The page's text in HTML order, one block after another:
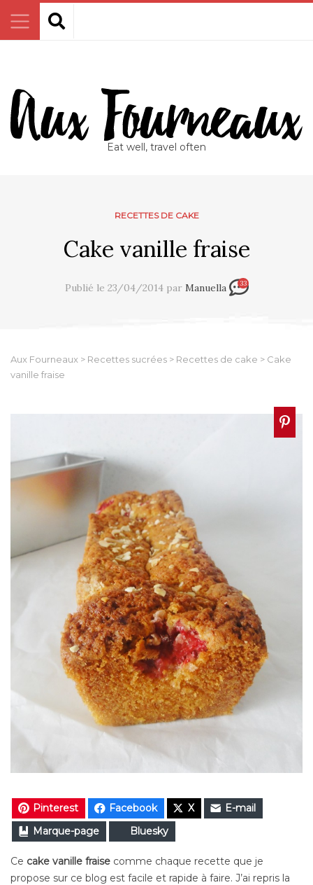
Eat well, travel often
RECETTES DE CAKE
Cake vanille fraise
Publié le 23/04/2014 par Manuella 33
Aux Fourneaux > Recettes sucrées > Recettes de cake > Cake
vanille fraise
Pinterest Facebook X
E-mail
Marque-page
Bluesky
Ce cake vanille fraise comme chaque recette que je
propose sur ce blog est facile et rapide à faire. J’ai repris la